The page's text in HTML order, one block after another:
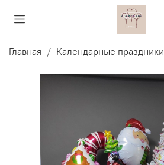
Главная Календарные праздники